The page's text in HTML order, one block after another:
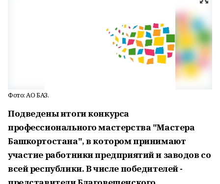
Фото: АО БАЗ.
Подведены итоги конкурса
профессионального мастерства "Мастера
Башкортостана", в котором принимают
участие работники предприятий и заводов со
всей республики. В числе победителей -